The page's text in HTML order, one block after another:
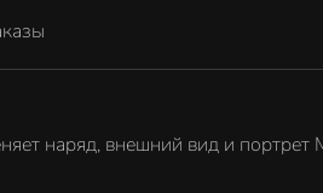
наряд, внешний вид и